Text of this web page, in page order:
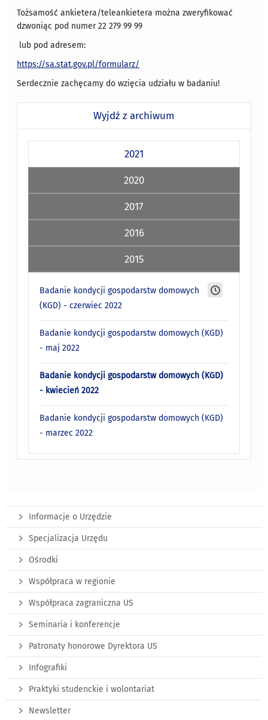
Tożsamość ankietera/teleankietera można zweryfikować
dzwoniąc pod numer 22 279 99 99
lub pod adresem:
https://sa.stat.gov.pl/formularz/
Serdecznie zachęcamy do wzięcia udziału w badaniu!
Wyjdź z archiwum
2021
2020
2017
2016
2015
Badanie kondycji gospodarstw domowych
(KGD) - czerwiec 2022
Badanie kondycji gospodarstw domowych (KGD)
- maj 2022
Badanie kondycji gospodarstw domowych (KGD)
- kwiecień 2022
Badanie kondycji gospodarstw domowych (KGD)
- marzec 2022
Informacje o Urzędzie
Specjalizacja Urzędu
Ośrodki
Współpraca w regionie
Współpraca zagraniczna US
Seminaria i konferencje
Patronaty honorowe Dyrektora US
Infografiki
Praktyki studenckie i wolontariat
Newsletter